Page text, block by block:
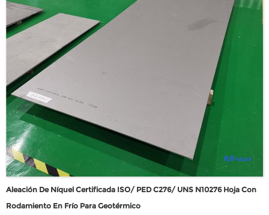
comprometidas.
Aleación De Níquel Certificada ISO/ PED C276/ UNS N10276 Hoja Con
Rodamiento En Frío Para Geotérmico